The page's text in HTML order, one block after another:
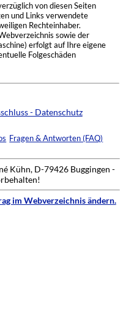
von diesen Seiten
und Links verwendete
Rechteinhaber.
sowie der
erfolgt auf Ihre eigene
Folgeschäden
- Datenschutz
Fragen & Antworten (FAQ)
Kühn, D-79426 Buggingen -
im Webverzeichnis ändern.